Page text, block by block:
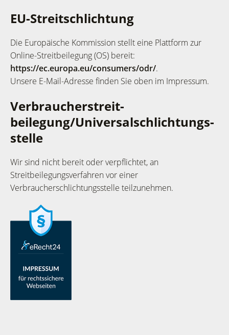
EU-Streitschlichtung
Die Europäische Kommission stellt eine Plattform zur
Online-Streitbeilegung (OS) bereit:
https://ec.europa.eu/consumers/odr/.
Unsere E-Mail-Adresse finden Sie oben im Impressum.
Verbraucher­streit­
beilegung/Universal­schlichtungs­
stelle
Wir sind nicht bereit oder verpflichtet, an
Streitbeilegungsverfahren vor einer
Verbraucherschlichtungsstelle teilzunehmen.